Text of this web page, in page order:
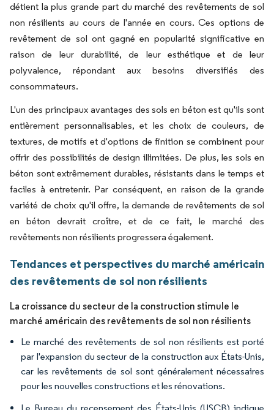
détient la plus grande part du marché des revêtements de sol
non résilients au cours de l'année en cours. Ces options de
revêtement de sol ont gagné en popularité significative en
raison de leur durabilité, de leur esthétique et de leur
polyvalence, répondant aux besoins diversifiés des
consommateurs.
L'un des principaux avantages des sols en béton est qu'ils sont
entièrement personnalisables, et les choix de couleurs, de
textures, de motifs et d'options de finition se combinent pour
offrir des possibilités de design illimitées. De plus, les sols en
béton sont extrêmement durables, résistants dans le temps et
faciles à entretenir. Par conséquent, en raison de la grande
variété de choix qu'il offre, la demande de revêtements de sol
en béton devrait croître, et de ce fait, le marché des
revêtements non résilients progressera également.
Tendances et perspectives du marché américain
des revêtements de sol non résilients
La croissance du secteur de la construction stimule le
marché américain des revêtements de sol non résilients
Le marché des revêtements de sol non résilients est porté
par l'expansion du secteur de la construction aux États-Unis,
car les revêtements de sol sont généralement nécessaires
pour les nouvelles constructions et les rénovations.